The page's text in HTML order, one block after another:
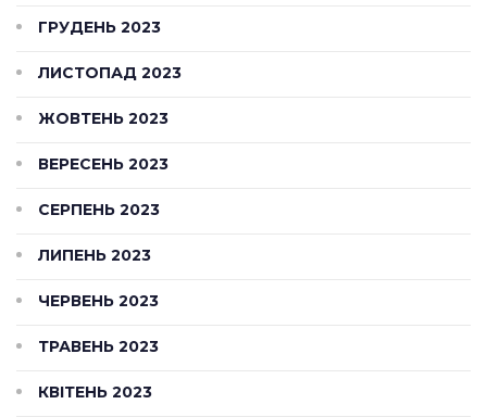
ГРУДЕНЬ 2023
ЛИСТОПАД 2023
ЖОВТЕНЬ 2023
ВЕРЕСЕНЬ 2023
СЕРПЕНЬ 2023
ЛИПЕНЬ 2023
ЧЕРВЕНЬ 2023
ТРАВЕНЬ 2023
КВІТЕНЬ 2023